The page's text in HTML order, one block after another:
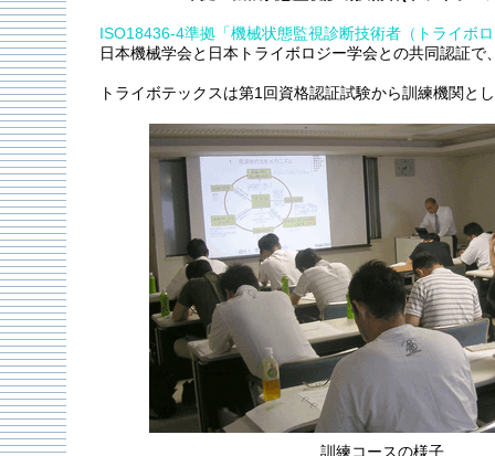
ISO18436-4準拠「機械状態監視診断技術者（トライボ
日本機械学会と日本トライボロジー学会との共同認証
トライボテックスは第1回資格認証試験から訓練機関と
訓練コースの様子